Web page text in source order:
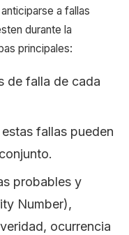
a fallas
durante la
principales:
de falla de cada
fallas pueden
probables y
Number),
ocurrencia